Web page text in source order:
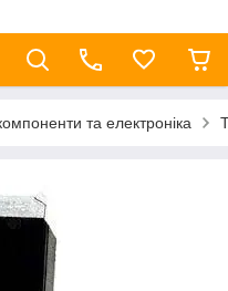
та електроніка